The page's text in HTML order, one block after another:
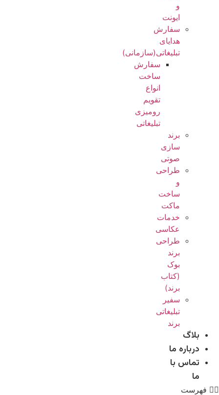
و
ایونت
سفارش
هدایای
تبلیغاتی(سازمانی)
سفارش
ساخت
انواع
تقویم
رومیزی
تبلیغاتی
برند
سازی
صوتی
طراحی
و
ساخت
ماکت
خدمات
عکاسی
طراحی
برند
بوک
(کتاب
برند)
سفیر
تبلیغاتی
برند
بلاگ
درباره ما
تماس با
ما
فهرست